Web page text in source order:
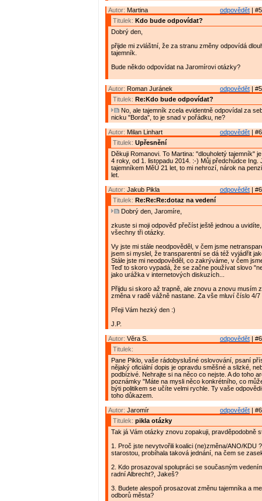
odpovědět |
Autor: Martina
Titulek: Kdo bude odpovídat?
Dobrý den,
přijde mi zvláštní, že za stranu změny odpovídá
tajemník.
Bude někdo odpovídat na Jaromírovi otázky?
odpovědět |
Autor: Roman Juránek
Titulek: Re:Kdo bude odpovídat?
No, ale tajemník zcela evidentně odpovídal za
nicku "Borda", to je snad v pořádku, ne?
odpovědět |
Autor: Milan Linhart
Titulek: Upřesnění
Děkuji Romanovi. To Martina: "dlouholetý tajemník"
4 roky, od 1. listopadu 2014. :-) Můj předchůdce Ing.
tajemníkem MěÚ 21 let, to mi nehrozí, nárok na
let.
odpovědět |
Autor: Jakub Pikla
Titulek: Re:Re:Re:dotaz na vedení
Dobrý den, Jaromíre,
zkuste si moji odpověď přečíst ještě jednou a
všechny tři otázky.
Vy jste mi stále neodpověděl, v čem jsme
jsem si myslel, že transparentní se dá též vyjádřit
Stále jste mi neodpověděl, co zakrýváme, v čem
Teď to skoro vypadá, že se začne používat slovo
jako urážka v internetových diskuzích...
Přijdu si skoro až trapně, ale znovu a znovu musím
změna v radě vážně nastane. Za vše mluví číslo 4/7
Přeji Vám hezký den :)
J.P.
odpovědět |
Autor: Věra S.
Titulek:
Pane Piklo, vaše rádobyslušné oslovování, psaní
nějaký oficiální dopis je opravdu směšné a slizké,
podbízivé. Nehrajte si na něco co nejste. A do toho
poznámky "Máte na mysli něco konkrétního, co
býti politikem se učíte velmi rychle. Ty vaše
toho důkazem.
odpovědět |
Autor: Jaromír
Titulek: pikla otázky
Tak já Vám otázky znovu zopakuji, pravděpodobně
1. Proč jste nevytvořili koalici (ne)změna/ANO/KDU
starostou, probíhala taková jednání, na čem se
2. Kdo prosazoval spolupráci se současným
radní Albrecht?, Jakeš?
3. Budete alespoň prosazovat změnu tajemníka a
odborů města?